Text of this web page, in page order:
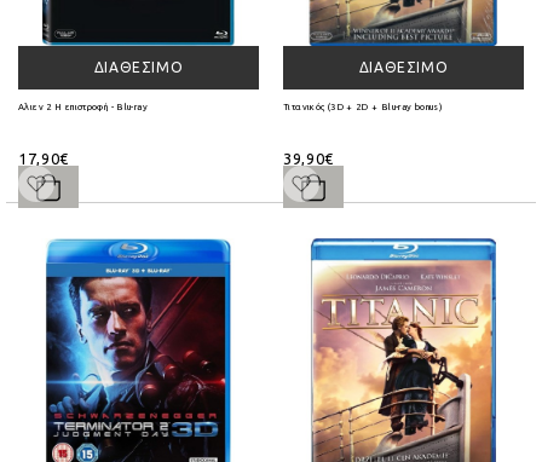
ΔΙΑΘΈΣΙΜΟ
Αλιεν 2 Η επιστροφή - Blu-ray
17,90€
ΔΙΑΘΈΣΙΜΟ
Τιτανικός (3D + 2D + Blu-ray bonus)
39,90€